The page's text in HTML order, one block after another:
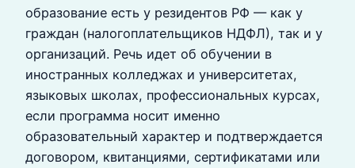
образование есть у резидентов РФ — как у
граждан (налогоплательщиков НДФЛ), так и у
организаций. Речь идет об обучении в
иностранных колледжах и университетах,
языковых школах, профессиональных курсах,
если программа носит именно
образовательный характер и подтверждается
договором, квитанциями, сертификатами или